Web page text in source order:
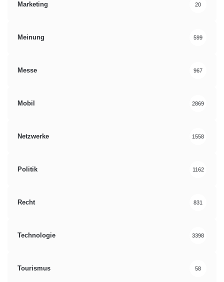
Marketing 20
Meinung 599
Messe 967
Mobil 2869
Netzwerke 1558
Politik 1162
Recht 831
Technologie 3398
Tourismus 58